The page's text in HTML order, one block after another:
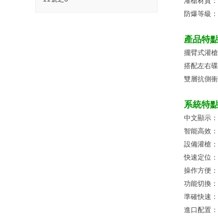
防爆等級
產品特
擺臂式灌
搭配左右
雙層抗側
系統特
中文顯示
智能高效
設備灌槍
快速定位
操作方便
功能切換
準確快速
進口配置